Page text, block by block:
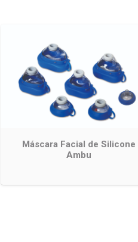
Máscara Facial de Silicone
Ambu